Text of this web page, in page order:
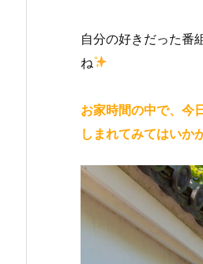
自分の好きだった番
ね
お家時間の中で、今
しまれてみてはいか